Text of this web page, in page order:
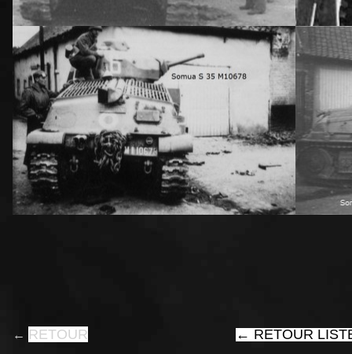
← RETOUR ← RETOUR